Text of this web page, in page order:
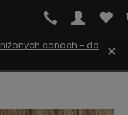
cenach - do
×